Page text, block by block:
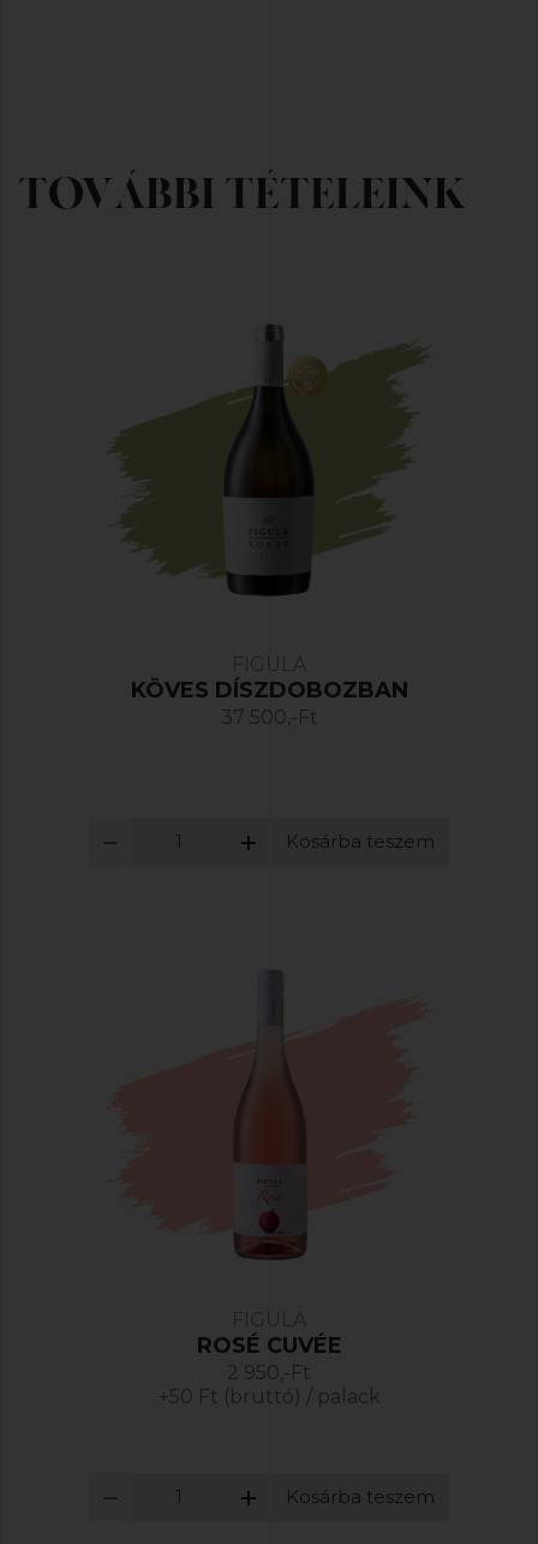
TOVÁBBI TÉTELEINK
FIGULA
KÖVES DÍSZDOBOZBAN
37 500,-Ft
Kosárba teszem
FIGULA
ROSÉ CUVÉE
2 950,-Ft
+50 Ft (bruttó) / palack
Kosárba teszem